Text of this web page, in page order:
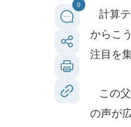
0
計算
からこ
注目を
この
の声が